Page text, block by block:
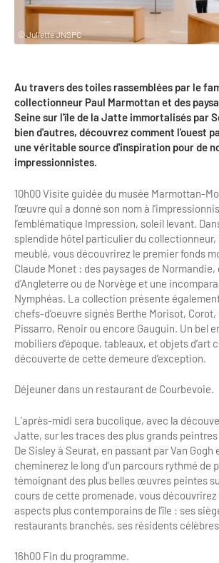
Clientèles lointaines
Clientèles spécifiques
Etudes thématiques
Dispositifs d'enquêtes
Chiffres Annuels
Chiffres clés de la destination
Repères annuel
La liste des OT d'Île-de-France
APIDAE
Formations
Mode d'emploi formations
Formations inter-filières
Formations OT
Ateliers
Matinales
Webinaires
E-learning
Bilan des actions de professionnalisation
Améliorer l’expérience de vos
Besoins et attentes des visiteurs
Améliorer la qualité
Partage d'expériences professionnelles
Labels, Certifications et Normes
Accessibilité
Restaurants impressionnistes
Hébergements impressionnistes
Offre de la destination
Activités
Musée - Monuments - Châteaux
Croisiéristes/Bateaux
Parcs d’attractions et animaliers
Cabarets et casino
Expériences et visites
Grands magasins et outlets
Golfs
City Tours
Incentive et team building
Logistique
Agences Réceptives et évènementielles
Guides et interprètes
Services, Wifi, cartes
© Juliette JNSPC
Au travers des toiles rassemblées par le
collectionneur Paul Marmottan et des
Seine sur l'île de la Jatte immortalisés par
bien d'autres, découvrez comment l'ouest
une véritable source d'inspiration pour de
impressionnistes.
10h00 Visite guidée du musée Marmottan-
l’œuvre qui a donné son nom à
l’emblématique Impression, soleil levant.
splendide hôtel particulier du
meublé, vous découvrirez le premier fonds
Claude Monet : des paysages de Normandie,
d’Angleterre ou de Norvège et une
Nymphéas. La collection présente
chefs-d’oeuvre signés Berthe Morisot,
Pissarro, Renoir ou encore Gauguin. Un bel
mobiliers d’époque, tableaux, et objets d’art
découverte de cette demeure d’exception.
Déjeuner dans un restaurant de Courbevoie.
L’après-midi sera bucolique, avec la
Jatte, sur les traces des plus grands
De Sisley à Seurat, en passant par Van Gogh
cheminerez le long d’un parcours rythmé de
témoignant des plus belles œuvres peintes
cours de cette promenade, vous
aspects plus contemporains de l’île : ses
restaurants branchés, ses résidents
16h00 Fin du programme.